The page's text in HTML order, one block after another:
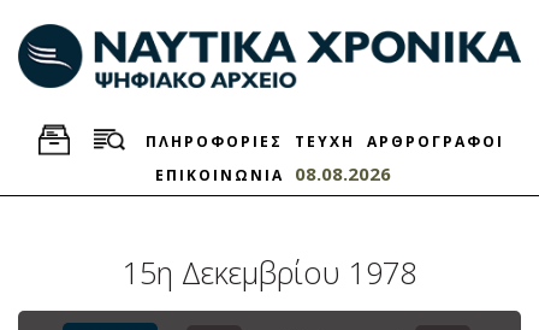
ΠΛΗΡΟΦΟΡΙΕΣ ΤΕΥΧΗ
ΑΡΘΡΟΓΡΑΦΟΙ
ΕΠΙΚΟΙΝΩΝΙΑ
08.08.2026
15η Δεκεμβρίου 1978